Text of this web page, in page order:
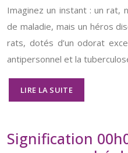
Imaginez un instant : un rat,
de maladie, mais un héros
rats, dotés d’un odorat
antipersonnel et la
LIRE LA SUITE
Signification